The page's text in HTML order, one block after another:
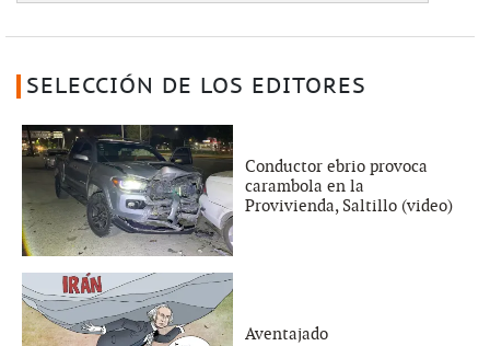
SELECCIÓN DE LOS EDITORES
Conductor ebrio provoca
carambola en la
Provivienda, Saltillo (video)
Aventajado